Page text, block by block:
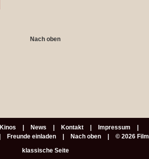
Nach oben
Kinos News Kontakt
Impressum
Freunde einladen Nach oben
© 2026
klassische Seite